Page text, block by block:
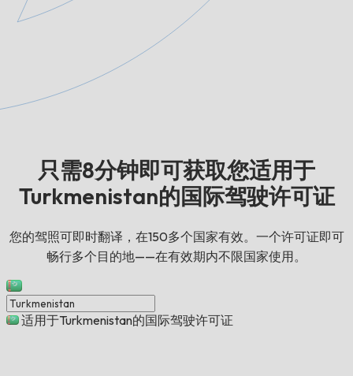
只需8分钟即可获取您适用于
Turkmenistan的国际驾驶许可证
您的驾照可即时翻译，在150多个国家有效。一个许可证即可
畅行多个目的地——在有效期内不限国家使用。
适用于Turkmenistan的国际驾驶许可证